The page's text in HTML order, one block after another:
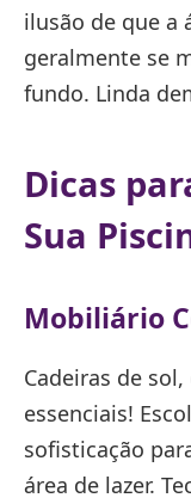
ilusão de que a
geralmente se
fundo. Linda
Dicas
Sua
Mobiliário
Cadeiras de
essenciais!
sofisticação
área de lazer.